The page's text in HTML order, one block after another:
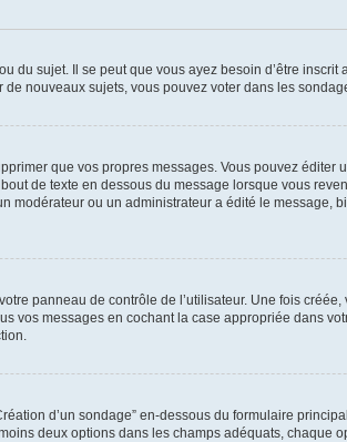
du sujet. Il se peut que vous ayez besoin d’être
nouveaux sujets, vous pouvez voter dans les
que vos propres messages. Vous pouvez
de texte en dessous du message lorsque vous
modérateur ou un administrateur a édité le
panneau de contrôle de l’utilisateur. Une fois
vos messages en cochant la case appropriée dans
d’un sondage” en-dessous du formulaire
deux options dans les champs adéquats, chaque